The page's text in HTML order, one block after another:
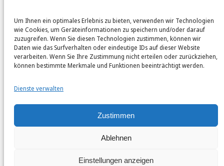
Um Ihnen ein optimales Erlebnis zu bieten, verwenden wir Technologien
wie Cookies, um Geräteinformationen zu speichern und/oder darauf
zuzugreifen. Wenn Sie diesen Technologien zustimmen, können wir
Daten wie das Surfverhalten oder eindeutige IDs auf dieser Website
verarbeiten. Wenn Sie Ihre Zustimmung nicht erteilen oder zurückziehen,
können bestimmte Merkmale und Funktionen beeinträchtigt werden.
Dienste verwalten
Zustimmen
Ablehnen
Einstellungen anzeigen
karinfischerverlag_ac
@karinfischerverlag_ac
Follow
© 2026 by Karin Fischer Verlag GmbH